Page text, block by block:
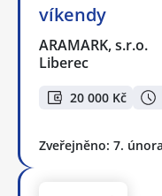
víkendy
ARAMARK, s.r.o.
Liberec
20 000 Kč
Zveřejněno: 7. února